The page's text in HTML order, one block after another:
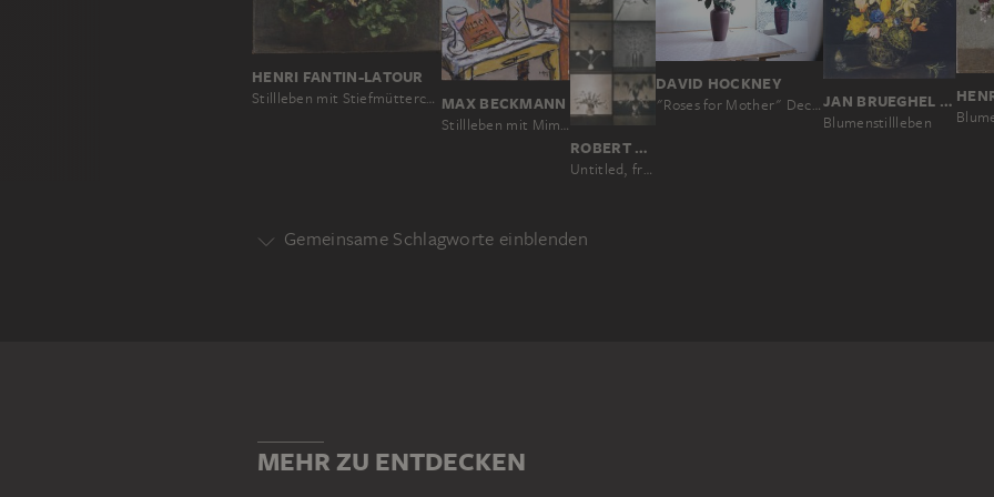
HENRI FANTIN-LATOUR
Stillleben mit Stiefmütterchen MAX BECKMANN
Stillleben mit Mimosen
ROBERT MAPPLETHORPE
Untitled, from the series: Flowers
DAVID HOCKNEY
"Roses for Mother" December 4th 1995 JAN BRUEGHEL D. Ä.; ZUGESCHRIEBEN, JAN BRUEGHEL D. J. ?
Blumenstillleben
Gemeinsame Schlagworte einblenden
MEHR ZU ENTDECKEN